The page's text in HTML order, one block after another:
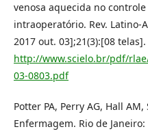
venosa aquecida no
intraoperatório. Rev. Latino-
2017 out. 03];21(3):[08
http://www.scielo.br/pdf/
03-0803.pdf
Potter PA, Perry AG, Hall
Enfermagem. Rio de Janeiro: